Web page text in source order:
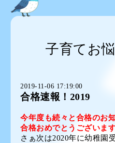
子育てお
2019-11-06 17:19:00
合格速報！2019
今年度も続々と合格のお
合格おめでとうございま
さぁ次は2020年に幼稚園